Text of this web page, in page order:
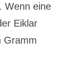
Wenn eine
Eiklar
Gramm